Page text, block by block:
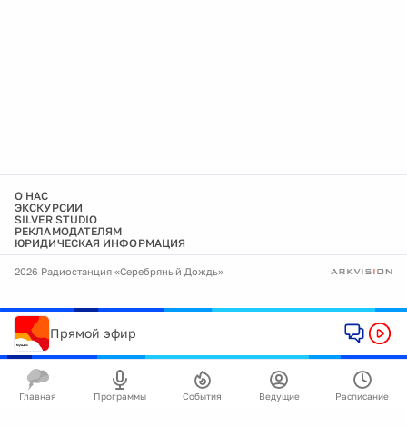
О НАС
ЭКСКУРСИИ
SILVER STUDIO
РЕКЛАМОДАТЕЛЯМ
ЮРИДИЧЕСКАЯ ИНФОРМАЦИЯ
2026 Радиостанция «Серебряный Дождь»
Прямой эфир
Главная Программы События Ведущие Расписание